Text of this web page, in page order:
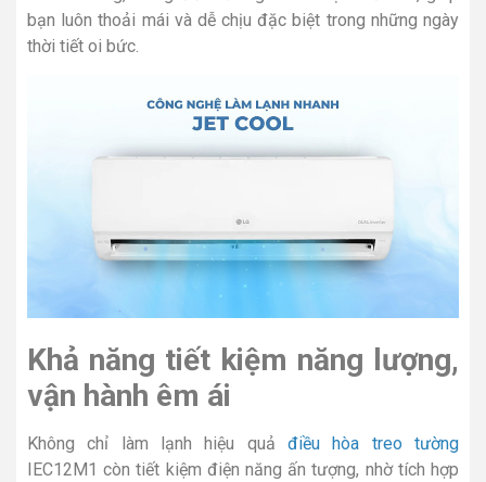
bạn luôn thoải mái và dễ chịu đặc biệt trong những ngày
thời tiết oi bức.
Khả năng tiết kiệm năng lượng,
vận hành êm ái
Không chỉ làm lạnh hiệu quả điều hòa treo tường
IEC12M1 còn tiết kiệm điện năng ấn tượng, nhờ tích hợp